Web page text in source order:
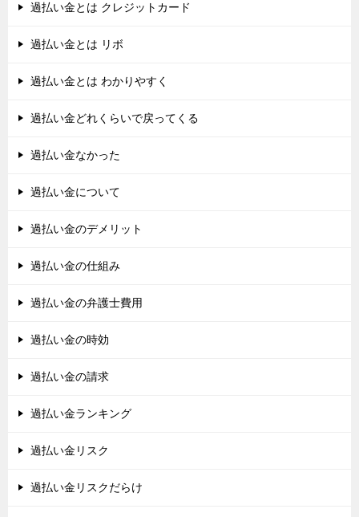
過払い金とは クレジットカード
過払い金とは リボ
過払い金とは わかりやすく
過払い金どれくらいで戻ってくる
過払い金なかった
過払い金について
過払い金のデメリット
過払い金の仕組み
過払い金の弁護士費用
過払い金の時効
過払い金の請求
過払い金ランキング
過払い金リスク
過払い金リスクだらけ